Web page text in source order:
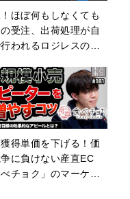
ほぼ何もしなくても
受注、出荷処理が自
われるロジレスの秘
】
得単価を下げる！価
に負けない産直EC
べチョク」のマーケテ